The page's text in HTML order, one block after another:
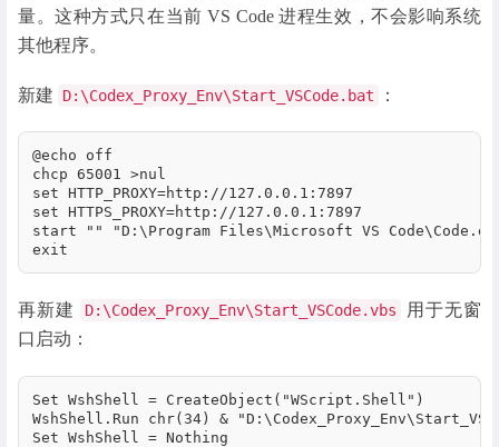
量。这种方式只在当前 VS Code 进程生效，不会影响系统
其他程序。
新建 D:\Codex_Proxy_Env\Start_VSCode.bat ：
@echo off
chcp 65001 >nul
set HTTP_PROXY=http://127.0.0.1:7897
set HTTPS_PROXY=http://127.0.0.1:7897
start "" "D:\Program Files\Microsoft VS
exit
再新建 D:\Codex_Proxy_Env\Start_VSCode.vbs
用于无窗
口启动：
Set WshShell = CreateObject("WScript.Shell")
WshShell.Run chr(34) &
Set WshShell = Nothing